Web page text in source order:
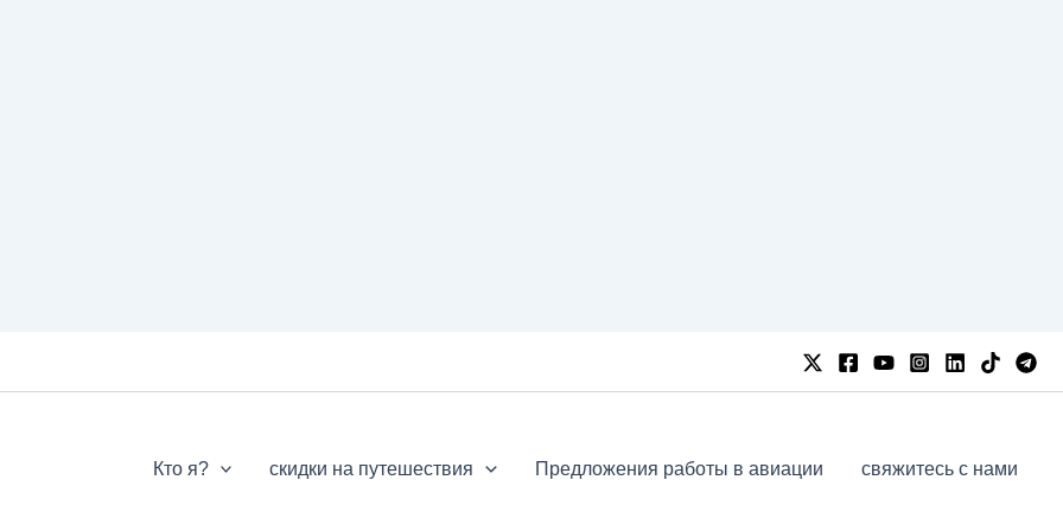
Кто я? скидки на путешествия Предложения работы в авиации свяжитесь с нами